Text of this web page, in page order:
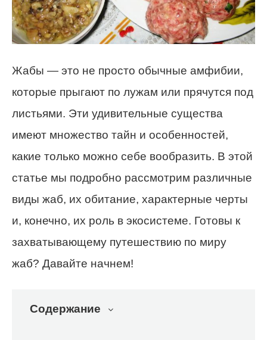
Жабы — это не просто обычные амфибии,
которые прыгают по лужам или прячутся под
листьями. Эти удивительные существа
имеют множество тайн и особенностей,
какие только можно себе вообразить. В этой
статье мы подробно рассмотрим различные
виды жаб, их обитание, характерные черты
и, конечно, их роль в экосистеме. Готовы к
захватывающему путешествию по миру
жаб? Давайте начнем!
Содержание